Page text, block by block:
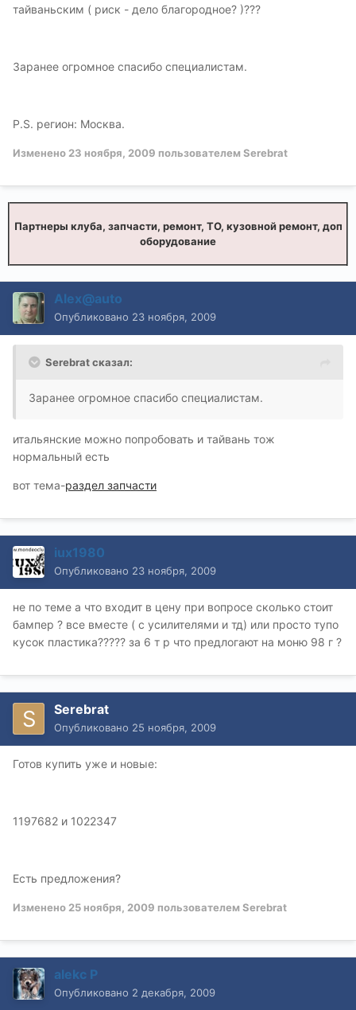
тайваньским ( риск - дело благородное? )???
Заранее огромное спасибо специалистам.
P.S. регион: Москва.
Изменено 23 ноября, 2009 пользователем Serebrat
Партнеры клуба, запчасти, ремонт, ТО, кузовной ремонт, доп
оборудование
Alex@auto
Опубликовано 23 ноября, 2009
Serebrat сказал:
Заранее огромное спасибо специалистам.
итальянские можно попробовать и тайвань тож
нормальный есть
вот тема-раздел запчасти
iux1980
Опубликовано 23 ноября, 2009
не по теме а что входит в цену при вопросе сколько стоит
бампер ? все вместе ( с усилителями и тд) или просто тупо
кусок пластика????? за 6 т р что предлогают на моню 98 г ?
Serebrat
Опубликовано 25 ноября, 2009
Готов купить уже и новые:
1197682 и 1022347
Есть предложения?
Изменено 25 ноября, 2009 пользователем Serebrat
alekc P
Опубликовано 2 декабря, 2009